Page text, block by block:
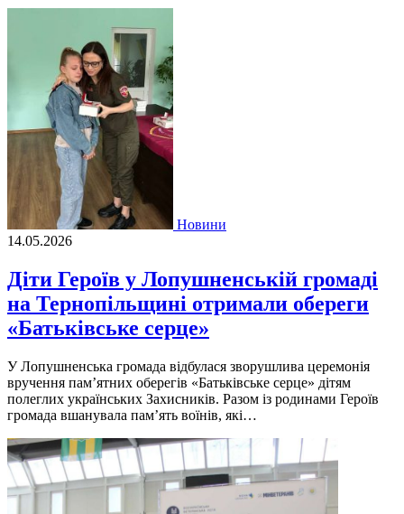
Новини
14.05.2026
Діти Героїв у Лопушненській громаді
на Тернопільщині отримали обереги
«Батьківське серце»
У Лопушненська громада відбулася зворушлива церемонія
вручення памʼятних оберегів «Батьківське серце» дітям
полеглих українських Захисників. Разом із родинами Героїв
громада вшанувала памʼять воїнів, які…